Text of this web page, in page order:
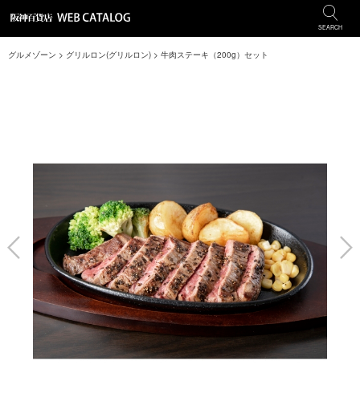
SEARCH
グルメゾーン > グリルロン(グリルロン) > 牛肉ステーキ（200g）セット